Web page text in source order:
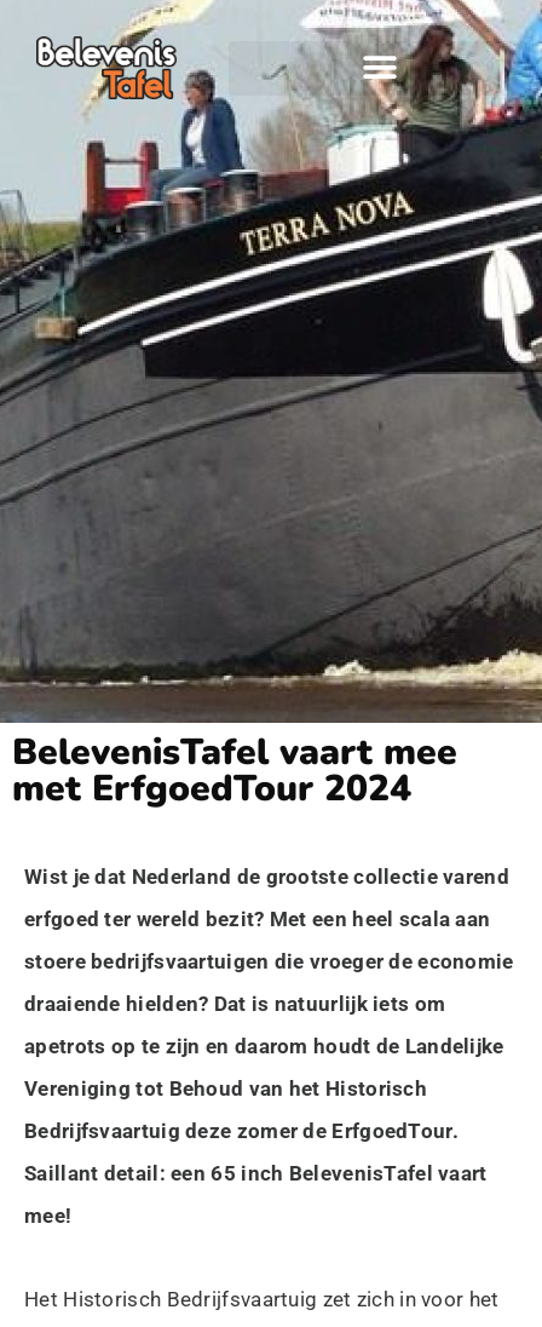
BelevenisTafel vaart mee
met ErfgoedTour 2024
Wist je dat Nederland de grootste collectie varend
erfgoed ter wereld bezit? Met een heel scala aan
stoere bedrijfsvaartuigen die vroeger de economie
draaiende hielden? Dat is natuurlijk iets om
apetrots op te zijn en daarom houdt de Landelijke
Vereniging tot Behoud van het Historisch
Bedrijfsvaartuig deze zomer de ErfgoedTour.
Saillant detail: een 65 inch BelevenisTafel vaart
mee!
Het Historisch Bedrijfsvaartuig zet zich in voor het